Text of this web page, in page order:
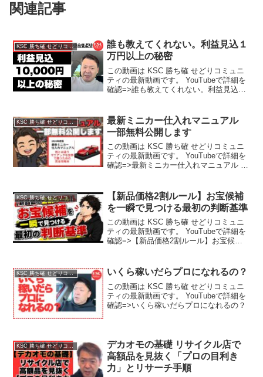
関連記事
KSC 勝ち確 せどりコミュニティ
誰も教えてくれない。利益見込１
万円以上の秘密
この動画は KSC 勝ち確 せどりコミュニ
ティの最新動画です。 YouTubeで詳細を
確認=>誰も教えてくれない。利益見込１
KSC 勝ち確 せどりコミュニティ
最新ミニカー仕入れマニュアル
一部無料公開します
この動画は KSC 勝ち確 せどりコミュニ
ティの最新動画です。 YouTubeで詳細を
確認=>最新ミニカー仕入れマニュアル 一
KSC 勝ち確 せどりコミュニティ
【新品価格2割ルール】お宝候補
を一瞬で見つける最初の判断基準
この動画は KSC 勝ち確 せどりコミュニ
ティの最新動画です。 YouTubeで詳細を
確認=>【新品価格2割ルール】お宝候補
KSC 勝ち確 せどりコミュニティ いくら稼いだらプロになれるの？
この動画は KSC 勝ち確 せどりコミュニ
ティの最新動画です。 YouTubeで詳細を
確認=>いくら稼いだらプロになれるの？
KSC 勝ち確 せどりコミュニティ
デカオモの基礎 リサイクル店で
高額品を見抜く「プロの目利き
力」とリサーチ手順